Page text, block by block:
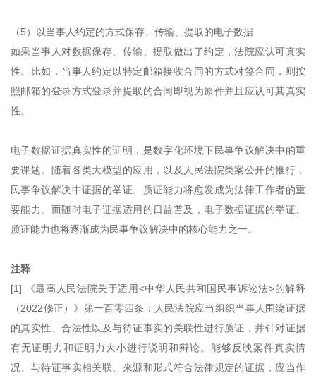
（5）以当事人约定的方式保存、传输、提取的电子数据
如果当事人对数据保存、传输、提取做出了约定，法院应认可真实
性。比如，当事人约定以特定邮箱接收合同的方式对签合同，则按
照邮箱的登录方式登录并提取的合同即视为原件并且应认可其真实
性。
电子数据证据真实性的证明，是数字化环境下民事争议解决中的重
要课题。随着各类大模型的应用，以及人民法院类案公开的推行，
民事争议解决中证据的举证、质证能力将愈发成为法律工作者的重
要能力。而随时电子证据适用的日益普及，电子数据证据的举证、
质证能力也将逐渐成为民事争议解决中的核心能力之一。
注释
[1] 《最高人民法院关于适用<中华人民共和国民事诉讼法>的解释
（2022修正）》第一百零四条：人民法院应当组织当事人围绕证据
的真实性、合法性以及与待证事实的关联性进行质证，并针对证据
有无证明力和证明力大小进行说明和辩论。能够反映案件真实情
况、与待证事实相关联、来源和形式符合法律规定的证据，应当作